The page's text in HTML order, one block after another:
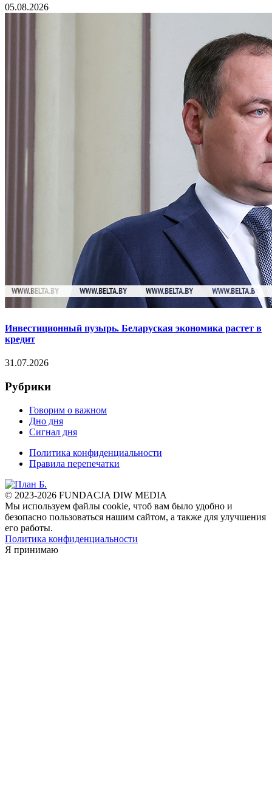
05.08.2026
Инвестиционный пузырь. Беларуская экономика растет в
кредит
31.07.2026
Рубрики
Говорим о важном
Дно дня
Сигнал дня
Политика конфиденциальности
Правила перепечатки
© 2023-2026 FUNDACJA DIW MEDIA
Мы используем файлы cookie, чтоб вам было удобно и
безопасно пользоваться нашим сайтом, а также для улучшения
его работы.
Политика конфиденциальности
Я принимаю